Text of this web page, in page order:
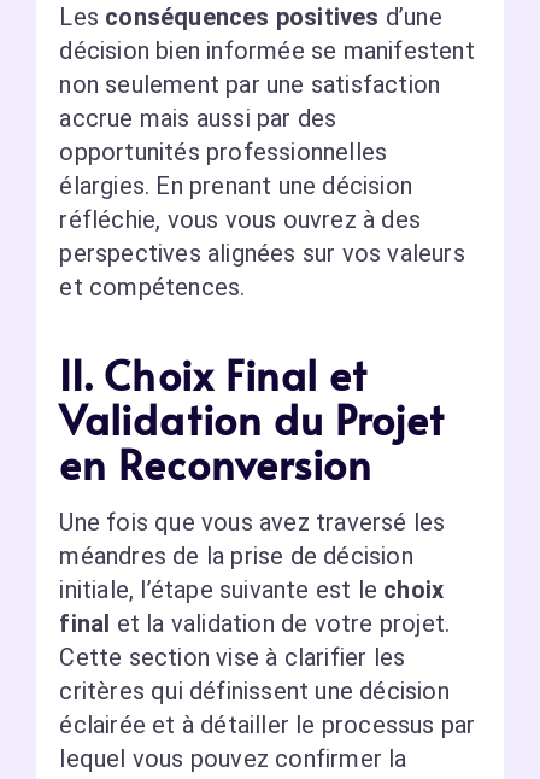
Les conséquences positives d’une
décision bien informée se manifestent
non seulement par une satisfaction
accrue mais aussi par des
opportunités professionnelles
élargies. En prenant une décision
réfléchie, vous vous ouvrez à des
perspectives alignées sur vos valeurs
et compétences.
II. Choix Final et
Validation du Projet
en Reconversion
Une fois que vous avez traversé les
méandres de la prise de décision
initiale, l’étape suivante est le choix
final et la validation de votre projet.
Cette section vise à clarifier les
critères qui définissent une décision
éclairée et à détailler le processus par
lequel vous pouvez confirmer la